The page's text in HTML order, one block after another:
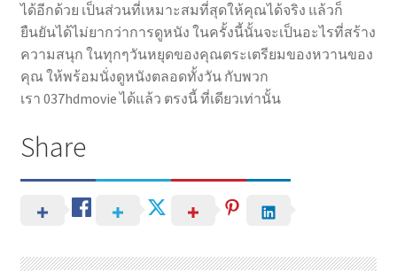
ได้อีกด้วย เป็นส่วนที่เหมาะสมที่สุดให้คุณได้จริง แล้วก็
ยืนยันได้ไม่ยากว่าการดูหนัง ในครั้งนี้นั้นจะเป็นอะไรที่สร้าง
ความสนุก ในทุกๆวันหยุดของคุณตระเตรียมของหวานของ
คุณ ให้พร้อมนั่งดูหนังตลอดทั้งวัน กับพวก
เรา 037hdmovie ได้แล้ว ตรงนี้ ที่เดียวเท่านั้น
Share